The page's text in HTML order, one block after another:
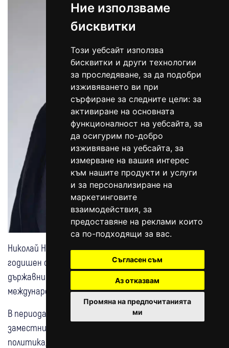
Ние използваме
бисквитки
Този уебсайт използва
бисквитки и други технологии
за проследяване, за да подобри
изживяването ви при
сърфиране за следните цели: за
активиране на основната
функционалност на уебсайта, за
да осигурим по-добро
изживяване на уебсайта, за
измерване на вашия интерес
към нашите продукти и услуги
и за персонализиране на
маркетинговите
взаимодействия, за
предоставяне на реклами които
са по-подходящи за вас.
Съгласен съм
Аз отказвам
Промяна на предпочитанията
ми
Николай Найденов е на 51 години и е експерт с над 20-
годишен стратегически опит в управлението на
държавните институции, социалните реформи и
международното право.
В периода 2023 – 2024 г. заема длъжността
заместник-министър на труда и социалната
политика, пряко ръководи управлението на